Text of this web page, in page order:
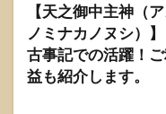
【天之御中主神（
ノミナカノヌシ）】
古事記での活躍！ご
益も紹介します。